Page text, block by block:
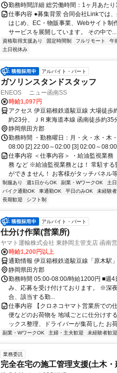
勤務時間詳細 総労働時間：1ヶ月あた
仕事内容 ●募集背景 合同会社Linkでは
はじめ、EC・物販事業、Webサイト制
サービスを展開しています。 その中で...
資格取得支援あり 固定時間制 フルリモート 午
土日祝休み
アルバイト・パート
ガソリンスタンドスタッフ
ENEOS ニュー函南SS
時給1,097円
アクセス 伊豆箱根鉄道駿豆線 大場徒
約23分、ＪＲ東海道本線 函南徒歩約35
静岡県田方郡
勤務時間 ・勤務曜日：月・火・水・木
08:00 [2] 22:00～02:00 [3] 02:00～
仕事内容 ＜仕事内容＞ ・給油監視業
務 など ※給油監視業務とは！ 常駐す
ができません！ お客様がタッチパネル
制服あり 週1日からOK 副業・WワークOK 土
バイク通勤OK
車通勤OK 平日のみOK 未経験
長期歓迎
シフト制
アルバイト・パート
仕分け作業(営業所)
ヤマト運輸株式会社 東静岡主管支店 函南
時給1,200円以上
通勤情報 伊豆箱根鉄道駿豆線「原木駅
静岡県田方郡
勤務時間 05:00-08:00/時給1200円 ■週
み、応募を受け付けております。 ※深
合、該当する勤...
仕事内容 【クロネコヤマト営業所での
便などのお荷物を 地域ごとに仕分けす
ックス整理、ドライバーが集荷した お
副業・WワークOK 主婦・主夫歓迎 未経験者歓迎
業務委託
完全在宅の施工管理支援(土木・